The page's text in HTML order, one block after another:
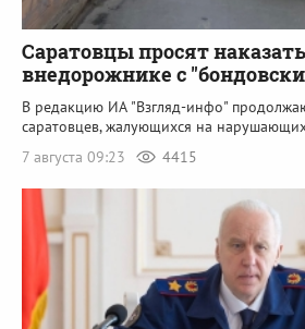
Саратовцы просят
внедорожнике с
В редакцию ИА "Взгляд-инфо"
саратовцев, жалующихся на
7 августа 09:23
4415